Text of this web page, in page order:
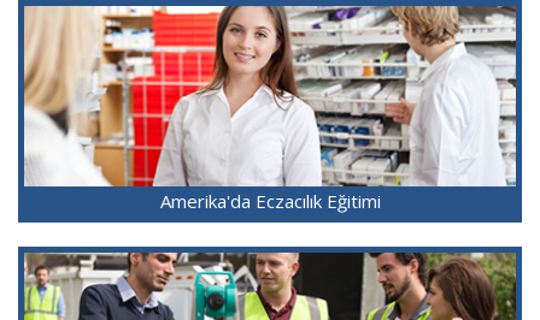
Amerika'da Eczacılık Eğitimi